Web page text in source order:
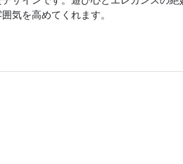
気を高めてくれます。